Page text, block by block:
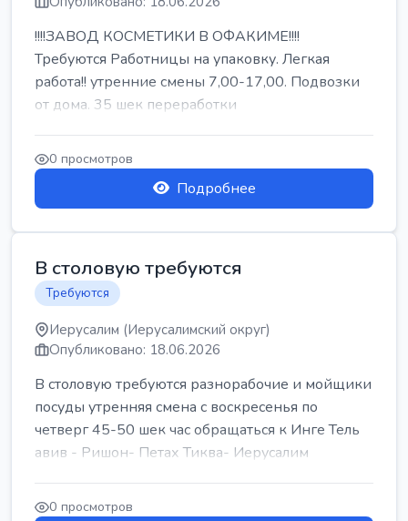
!!!!ЗАВОД КОСМЕТИКИ В ОФАКИМЕ!!!!
Требуются Работницы на упаковку. Легкая
работа!! утренние смены 7,00-17,00. Подвозки
от дома. 35 шек переработки
0 просмотров
Подробнее
В столовую требуются
Требуются
Иерусалим (Иерусалимский округ)
Опубликовано: 18.06.2026
В столовую требуются разнорабочие и мойщики
посуды утренняя смена с воскресенья по
четверг 45-50 шек час обращаться к Инге Тель
авив - Ришон- Петах Тиква- Иерусалим
0 просмотров